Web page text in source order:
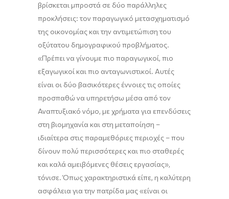
βρίσκεται μπροστά σε δύο παράλληλες
προκλήσεις: τον παραγωγικό μετασχηματισμό
της οικονομίας και την αντιμετώπιση του
οξύτατου δημογραφικού προβλήματος.
«Πρέπει να γίνουμε πιο παραγωγικοί, πιο
εξαγωγικοί και πιο ανταγωνιστικοί. Αυτές
είναι οι δύο βασικότερες έννοιες τις οποίες
προσπαθώ να υπηρετήσω μέσα από τον
Αναπτυξιακό νόμο, με χρήματα για επενδύσεις
στη βιομηχανία και στη μεταποίηση –
ιδιαίτερα στις παραμεθόριες περιοχές – που
δίνουν πολύ περισσότερες και πιο σταθερές
και καλά αμειβόμενες θέσεις εργασίας»,
τόνισε. Όπως χαρακτηριστικά είπε, η καλύτερη
ασφάλεια για την πατρίδα μας «είναι οι